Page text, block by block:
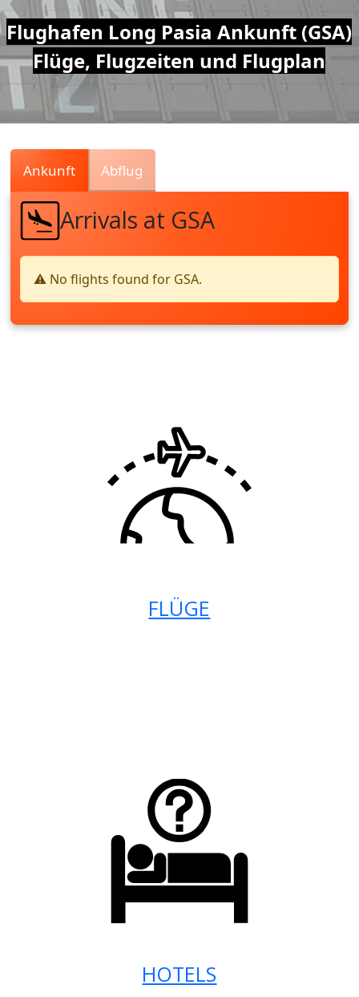
Air
Traffic
Live
Flughafen Long Pasia Ankunft (GSA)
Flüge, Flugzeiten und Flugplan
Ankunft Abflug
Arrivals at GSA
⚠️ No flights found for GSA.
FLÜGE
HOTELS